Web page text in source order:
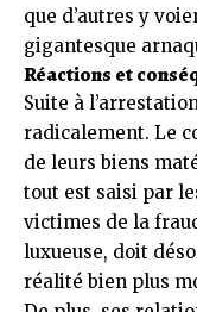
que d’autres y
gigantesque
Réactions et
Suite à
radicalement. Le
de leurs biens
tout est saisi par
victimes de la
luxueuse, doit
réalité bien plus